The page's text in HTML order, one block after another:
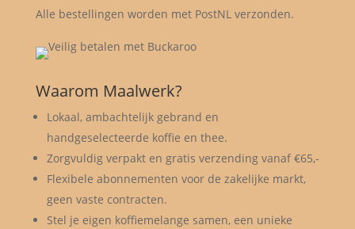
Alle bestellingen worden met PostNL verzonden.
Waarom Maalwerk?
Lokaal, ambachtelijk gebrand en
handgeselecteerde koffie en thee.
Zorgvuldig verpakt en gratis verzending vanaf €65,-
Flexibele abonnementen voor de zakelijke markt,
geen vaste contracten.
Stel je eigen koffiemelange samen, een unieke